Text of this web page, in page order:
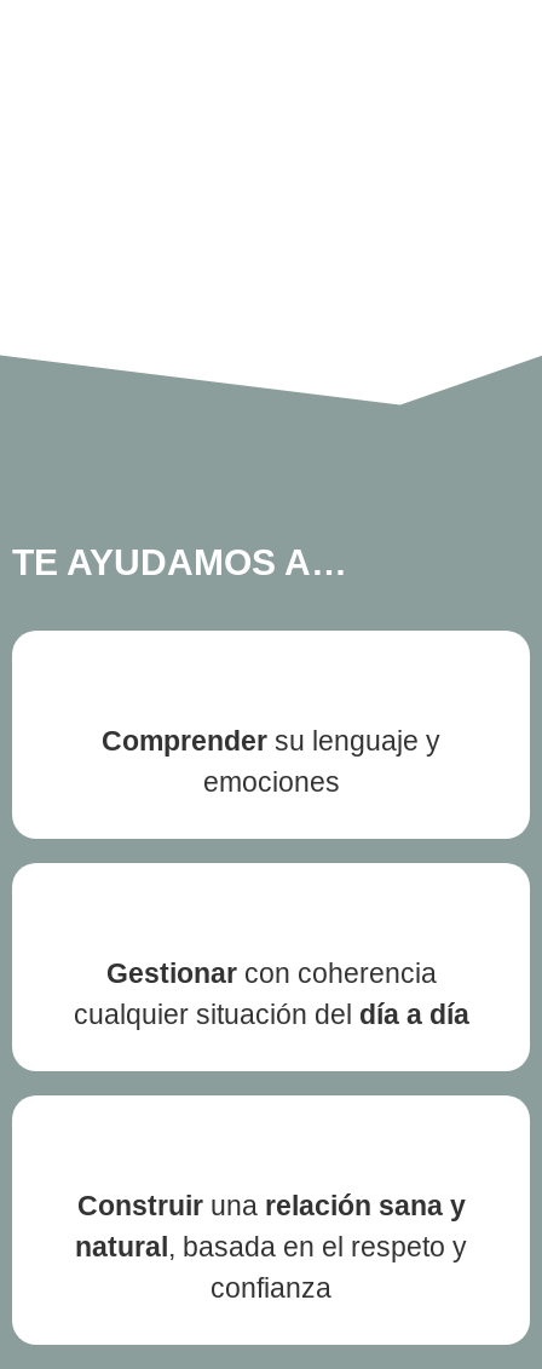
TE AYUDAMOS A…
Comprender su lenguaje y
emociones
Gestionar con coherencia
cualquier situación del día a día
Construir unarelación sana y
natural, basada en el respeto y
confianza